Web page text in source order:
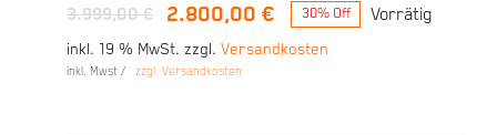
3.999,00€
Ursprünglicher
Preis
2.800,00€
Aktueller
Preis
30% Off Vorrätig
inkl. 19 % MwSt. zzgl. Versandkosten
inkl. Mwst / zzgl. Versandkosten